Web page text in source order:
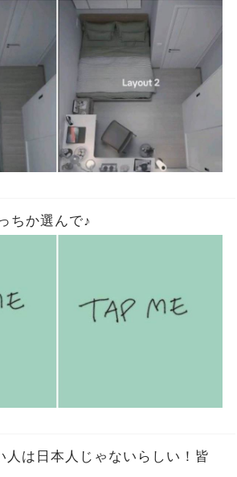
ちか選んで♪
は日本人じゃないらしい￼！皆